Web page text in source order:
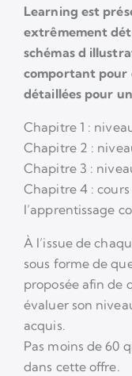
Learning est
extrêmement
schémas d
comportant pour
détaillées pour
Chapitre 1 :
Chapitre 2 :
Chapitre 3 :
Chapitre 4 :
l’apprentissage
À l’issue de
sous forme de
proposée afin de
évaluer son
acquis.
Pas moins de 60
dans cette offre.